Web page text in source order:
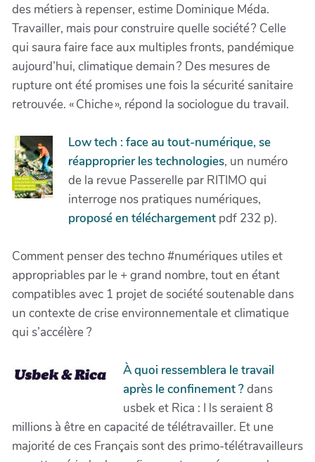
des métiers à repenser, estime Dominique Méda.
Travailler, mais pour construire quelle société ? Celle
qui saura faire face aux multiples fronts, pandémique
aujourd’hui, climatique demain ? Des mesures de
rupture ont été promises une fois la sécurité sanitaire
retrouvée. « Chiche », répond la sociologue du travail.
Low tech : face au tout-numérique, se
réapproprier les technologies, un numéro
de la revue Passerelle par RITIMO qui
interroge nos pratiques numériques,
proposé en téléchargement pdf 232 p).
Comment penser des techno #numériques utiles et
appropriables par le + grand nombre, tout en étant
compatibles avec 1 projet de société soutenable dans
un contexte de crise environnementale et climatique
qui s’accélère ?
À quoi ressemblera le travail
après le confinement ?dans
usbek et Rica : I ls seraient 8
millions à être en capacité de télétravailler. Et une
majorité de ces Français sont des primo-télétravailleurs